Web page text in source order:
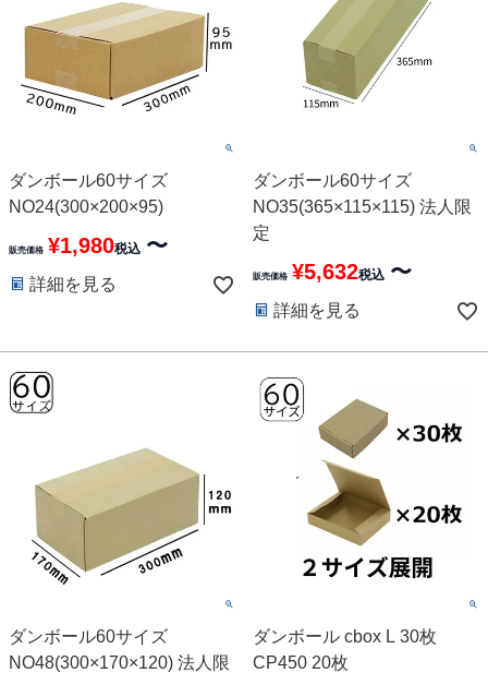
ダンボール60サイズ
NO24(300×200×95)
販売価格 ¥1,980税込 〜
詳細を見る
ダンボール60サイズ
NO35(365×115×115) 法人限
定
販売価格 ¥5,632税込 〜
詳細を見る
ダンボール60サイズ
NO48(300×170×120) 法人限
ダンボール cbox L 30枚
CP450 20枚